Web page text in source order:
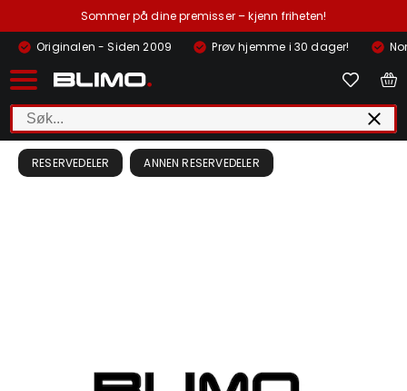
Sommer på dine premisser – kjenn friheten!
Originalen - Siden 2009
Prøv hjemme i 30 dager!
RESERVEDELER ANNEN RESERVEDELER